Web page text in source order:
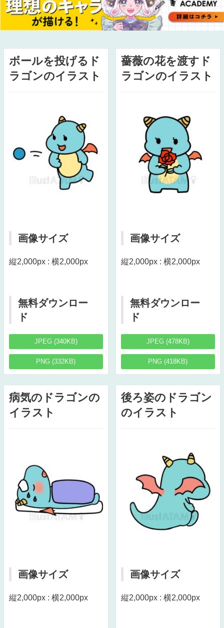
ボールを投げるド
ラゴンのイラスト
画像サイズ
縦2,000px : 横2,000px
無料ダウンロー
ド
JPEG (340KB)
PNG (332KB)
薔薇の花を渡すド
ラゴンのイラスト
画像サイズ
縦2,000px : 横2,000px
無料ダウンロー
ド
JPEG (478KB)
PNG (418KB)
病気のドラゴンの
イラスト
画像サイズ
縦2,000px : 横2,000px
後ろ姿のドラゴン
のイラスト
画像サイズ
縦2,000px : 横2,000px